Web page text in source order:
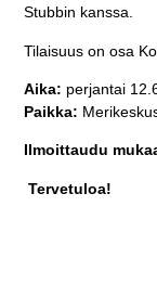
Stubbin kanssa.
Tilaisuus on osa
Aika: perjantai
Paikka:
Ilmoittaudu
Tervetuloa!